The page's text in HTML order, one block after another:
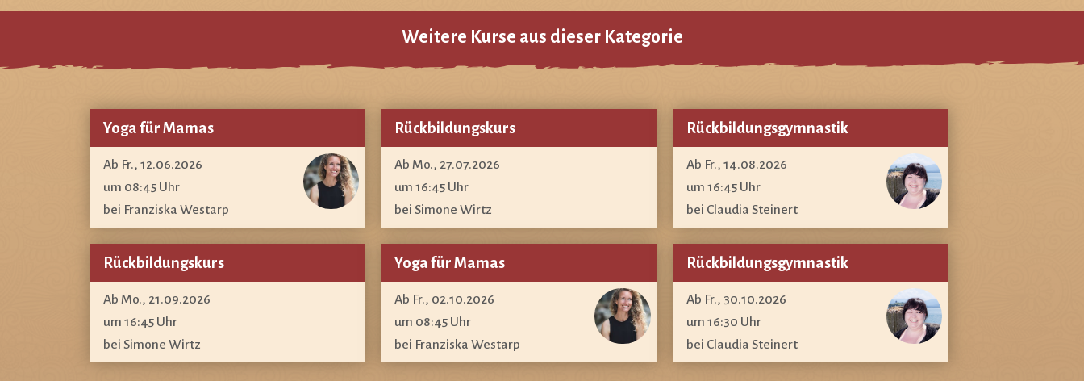
Weitere Kurse aus dieser Kategorie
Yoga für Mamas
Ab Fr., 12.06.2026
um 08:45 Uhr
bei Franziska Westarp
Rückbildungskurs
Ab Mo., 27.07.2026
um 16:45 Uhr
bei Simone Wirtz
Rückbildungsgymnastik
Ab Fr., 14.08.2026
um 16:45 Uhr
bei Claudia Steinert
Rückbildungskurs
Ab Mo., 21.09.2026
um 16:45 Uhr
bei Simone Wirtz
Yoga für Mamas
Ab Fr., 02.10.2026
um 08:45 Uhr
bei Franziska Westarp
Rückbildungsgymnastik
Ab Fr., 30.10.2026
um 16:30 Uhr
bei Claudia Steinert